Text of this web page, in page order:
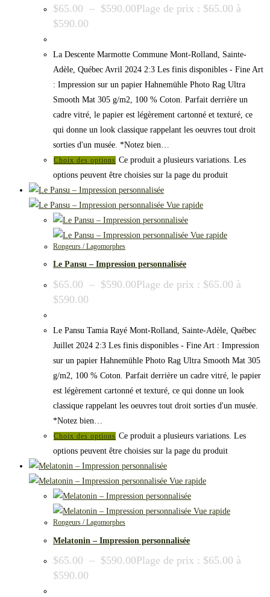
$65.00 – $590.00Plage de prix : $65.00 à
$590.00
La Descente Marmotte Commune Mont-Rolland, Sainte-
Adèle, Québec Avril 2024 2:3 Les finis disponibles - Fine Art
: Impression sur un papier Hahnemühle Photo Rag Ultra
Smooth Mat 305 g/m2, 100 % Coton. Parfait derrière un
cadre vitré, le papier est légèrement cartonné et texturé, ce
qui donne un look classique rappelant les oeuvres tout droit
sorties d'un musée. *Notez bien…
Choix des options Ce produit a plusieurs variations. Les
options peuvent être choisies sur la page du produit
Vue rapide
Vue rapide
Rongeurs / Lagomorphes
Le Pansu – Impression personnalisée
$65.00 – $590.00Plage de prix : $65.00 à
$590.00
Le Pansu Tamia Rayé Mont-Rolland, Sainte-Adèle, Québec
Juillet 2024 2:3 Les finis disponibles - Fine Art : Impression
sur un papier Hahnemühle Photo Rag Ultra Smooth Mat 305
g/m2, 100 % Coton. Parfait derrière un cadre vitré, le papier
est légèrement cartonné et texturé, ce qui donne un look
classique rappelant les oeuvres tout droit sorties d'un musée.
*Notez bien…
Choix des options Ce produit a plusieurs variations. Les
options peuvent être choisies sur la page du produit
Vue rapide
Vue rapide
Rongeurs / Lagomorphes
Melatonin – Impression personnalisée
$65.00 – $590.00Plage de prix : $65.00 à
$590.00